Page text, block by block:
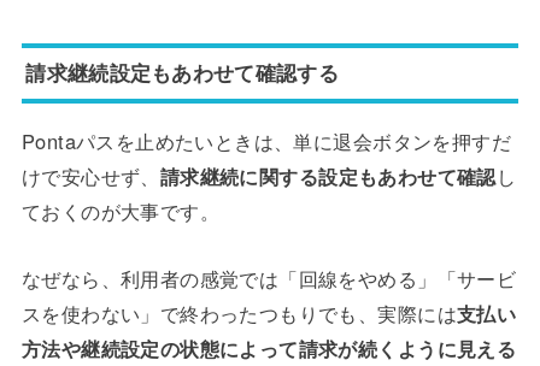
請求継続設定もあわせて確認する
Pontaパスを止めたいときは、単に退会ボタンを押すだ
けで安心せず、 請求継続に関する設定もあわせて確認し
ておくのが大事です。
なぜなら、利用者の感覚では「回線をやめる」「サービ
スを使わない」で終わったつもりでも、実際には支払い
方法や継続設定の状態によって請求が続くように見える